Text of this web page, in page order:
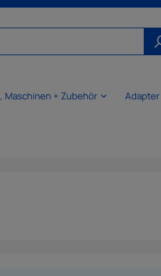
Maschinen + Zubehör Adapter